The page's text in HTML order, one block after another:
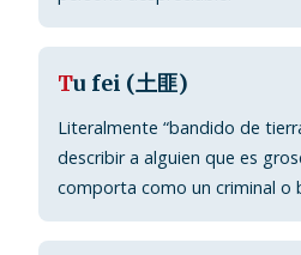
Tu fei (土匪)
Literalmente “bandido de
describir a alguien que es
comporta como un criminal o